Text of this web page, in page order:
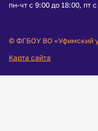
пн-чт с 9:00 до 18:00, пт
© ФГБОУ ВО «Уфимский
Карта сайта